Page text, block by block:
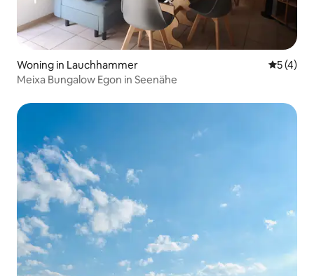
Woning in Lauchhammer
5 (4)
Meixa Bungalow Egon in Seenähe